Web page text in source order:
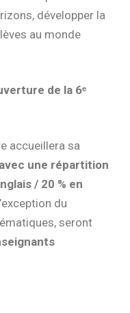
développer la
au monde
de la 6ᵉ
accueillera sa
une répartition
/ 20 % en
du
seront